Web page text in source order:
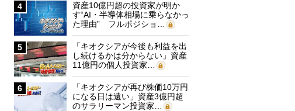
4
資産10億円超の投資家が明か
す“AI・半導体相場に乗らなかっ
た理由” フルポジショ…
5
「キオクシアが今後も利益を出
し続けるかは分からない」資産
11億円の個人投資家…
6
「キオクシアが再び株価10万円
になる日は遠い」資産3億円超
のサラリーマン投資家…